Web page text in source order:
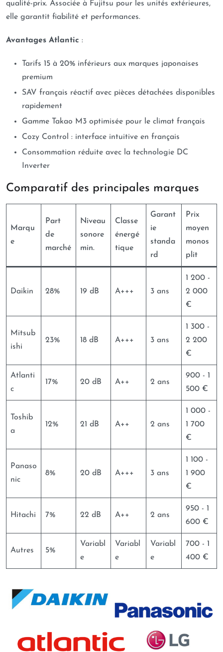
qualité-prix. Associée à Fujitsu pour les unités extérieures,
elle garantit fiabilité et performances.
Avantages Atlantic :
Tarifs 15 à 20% inférieurs aux marques japonaises
premium
SAV français réactif avec pièces détachées disponibles
rapidement
Gamme Takao M3 optimisée pour le climat français
Cozy Control : interface intuitive en français
Consommation réduite avec la technologie DC
Inverter
Comparatif des principales marques
Marqu
e
Part
de
marché
Niveau
sonore
min.
Classe
énergé
tique
Garant
ie
standa
rd
Prix
moyen
monos
plit
Daikin 28% 19 dB A+++ 3 ans
1 200 -
2 000
€
Mitsub
ishi
23% 18 dB A+++ 3 ans
1 300 -
2 200
€
Atlanti
c
17% 20 dB A++ 2 ans
900 - 1
500 €
Toshib
a
12% 21 dB A++ 2 ans
1 000 -
1 700
€
Panaso
nic
8% 20 dB A+++ 3 ans
1 100 -
1 900
€
Hitachi 7% 22 dB A++ 2 ans
950 - 1
600 €
Autres 5%
Variabl
e
Variabl
e
Variabl
e
700 - 1
400 €